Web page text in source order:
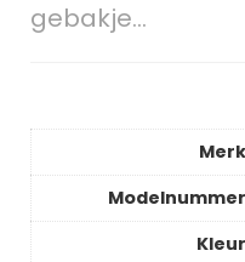
gebakje…
Merk
Modelnummer
Kleur